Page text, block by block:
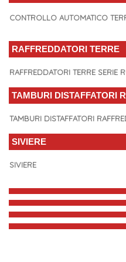
CONTROLLO AUTOMATICO
RAFFREDDATORI TERRE
RAFFREDDATORI TERRE SERIE
TAMBURI DISTAFFATORI
TAMBURI DISTAFFATORI
SIVIERE
SIVIERE